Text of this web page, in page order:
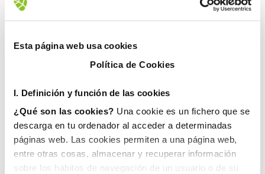
Esta página web usa cookies
Política de Cookies
I. Definición y función de las cookies
¿Qué son las cookies? Una cookie es un fichero que se
descarga en tu ordenador al acceder a determinadas
páginas web. Las cookies permiten a una página web,
entre otras cosas, almacenar y recuperar información
sobre los hábitos de navegación de un usuario o de su
escenario de la celebración de la segunda
edición del festival ‘Días de Parque’. Un